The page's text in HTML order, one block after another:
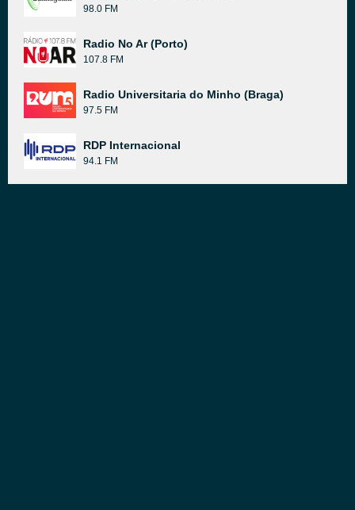
98.0 FM
Radio No Ar (Porto)
107.8 FM
Radio Universitaria do Minho (Braga)
97.5 FM
RDP Internacional
94.1 FM